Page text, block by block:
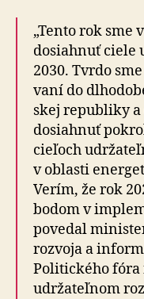
„Tento rok sme
dosiahnuť ciele
2030. Tvrdo
vaní do
skej re­pub­liky
dosiahnuť
cieľoch
v oblasti
Verím, že rok
bodom v
povedal
roz­voja a
Politického fóra
udr­ža­teľ­nom